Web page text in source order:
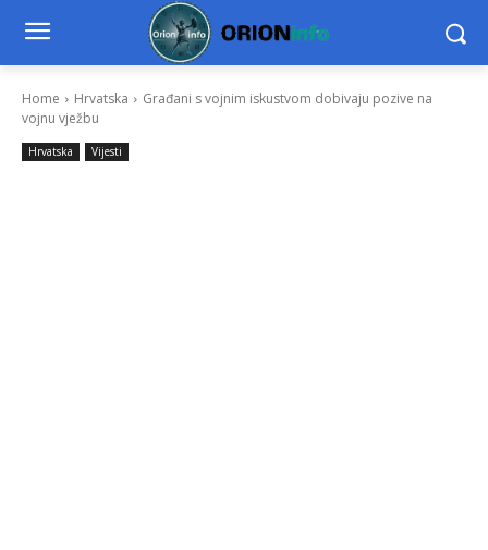
Home Hrvatska
Građani s vojnim iskustvom dobivaju pozive na
vojnu vježbu
Hrvatska Vijesti